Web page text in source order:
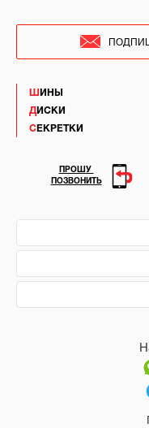
ШИНЫ
ДИСКИ
СЕКРЕТКИ
ПРОШУ
ПОЗВОНИТЬ